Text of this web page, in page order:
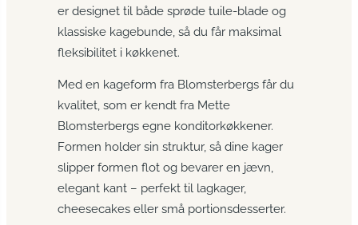
er designet til både sprøde tuile-blade og
klassiske kagebunde, så du får maksimal
fleksibilitet i køkkenet.
Med en kageform fra Blomsterbergs får du
kvalitet, som er kendt fra Mette
Blomsterbergs egne konditorkøkkener.
Formen holder sin struktur, så dine kager
slipper formen flot og bevarer en jævn,
elegant kant – perfekt til lagkager,
cheesecakes eller små portionsdesserter.